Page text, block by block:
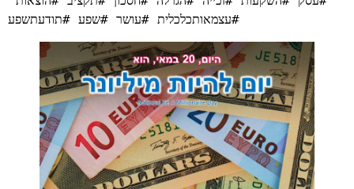
#עצמאותכלכלית #עושר #שפע #תודעתשפע